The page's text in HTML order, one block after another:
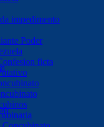
impedimento
Poder
ficta